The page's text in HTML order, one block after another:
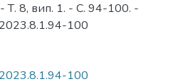
8, вип. 1. - C. 94-100. -
100
100